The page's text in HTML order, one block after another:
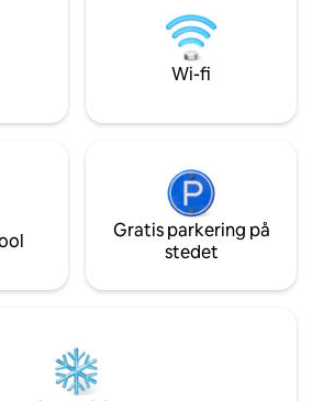
grupper på 4
hunde og en ulv:
du være
rundt, så det er
dem.
Wi-fi
Gratis parkering på
stedet